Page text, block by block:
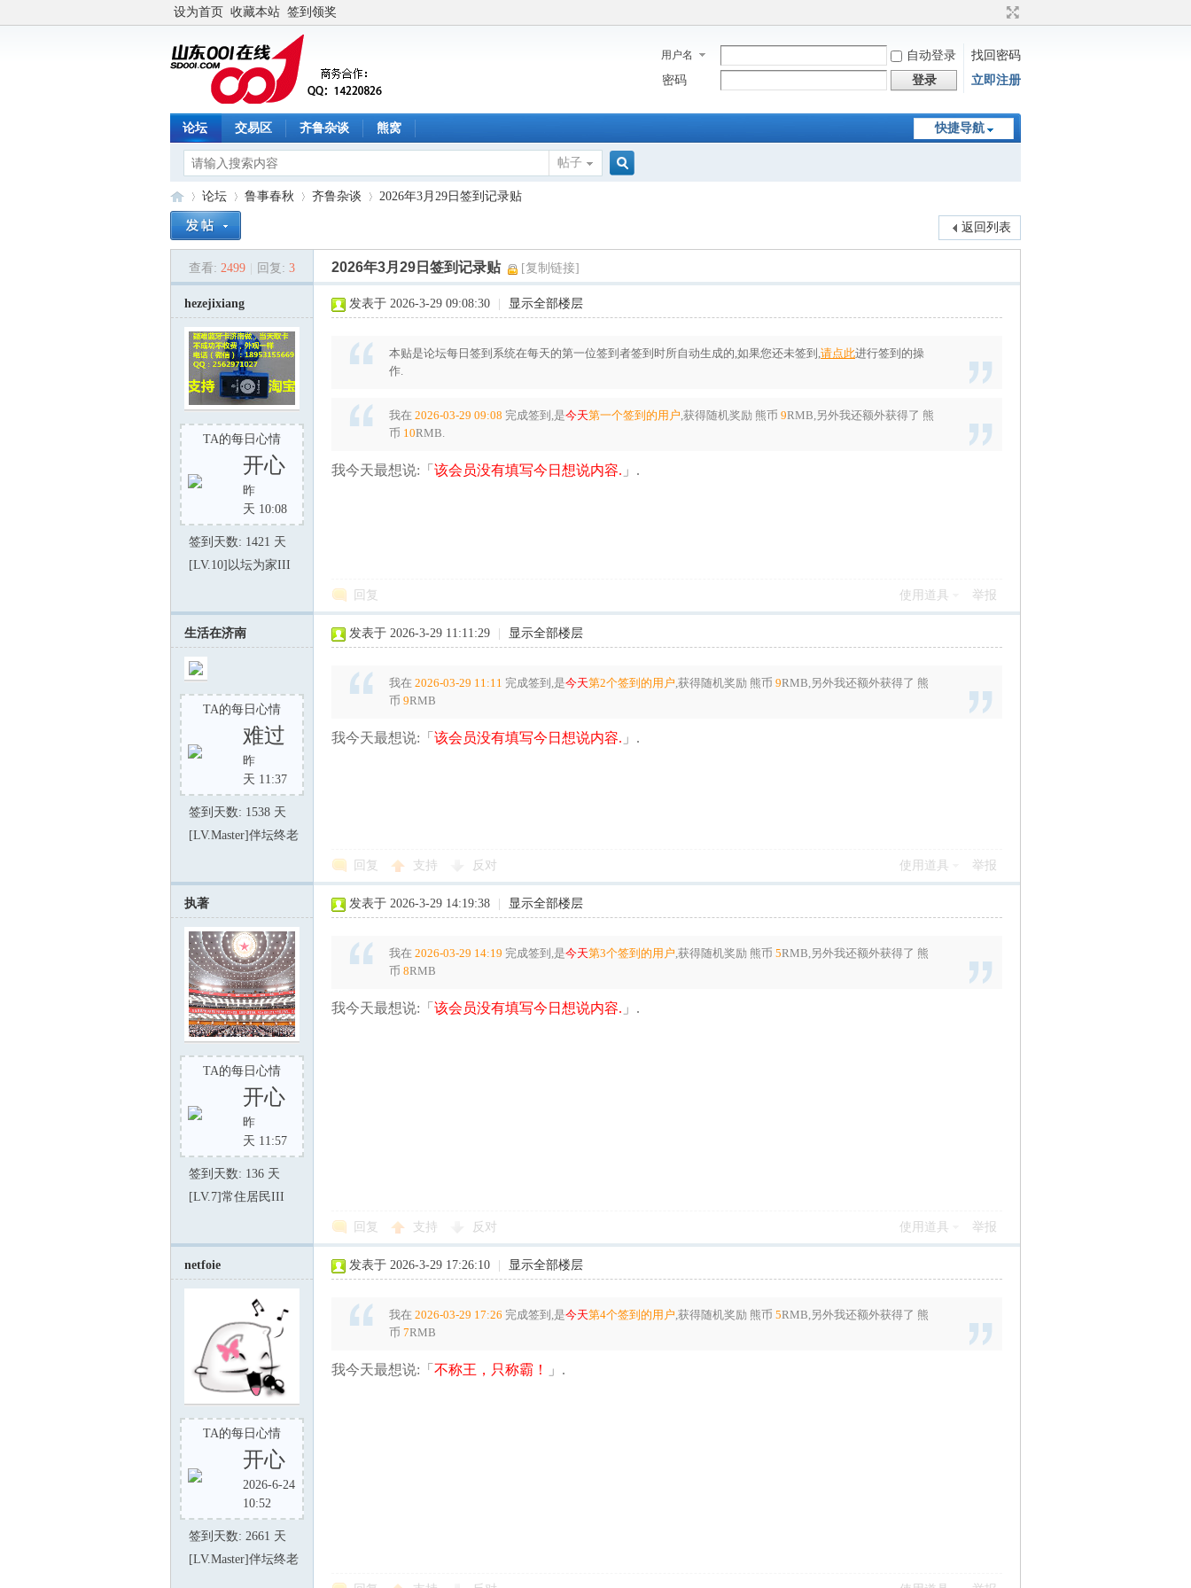
设为首页 收藏本站 签到领奖
用户名 自动登录
找回密码
密码
登录 立即注册
快捷导航
论坛 交易区 齐鲁杂谈 熊窝
帖子
东
线
»
论坛
›
鲁事春秋
›
齐鲁杂谈
›
2026年3月29日签到记录贴
返回列表
查看: 2499 回复: 3 2026年3月29日签到记录贴 [复制链接]
hezejixiang
TA的每日心情
开心
昨
天 10:08
签到天数: 1421 天
[LV.10]以坛为家III
发表于 2026-3-29 09:08:30 显示全部楼层
本贴是论坛每日签到系统在每天的第一位签到者签到时所自动生成的,如果您还未签到,请点此进行签到的操
作.
我在 2026-03-29 09:08 完成签到,是今天第一个签到的用户,获得随机奖励 熊币 9RMB,另外我还额外获得了 熊
币 10RMB.
我今天最想说:「 该会员没有填写今日想说内容. 」.
回复 使用道具 举报
生活在济南
TA的每日心情
难过
昨
天 11:37
签到天数: 1538 天
[LV.Master]伴坛终老
发表于 2026-3-29 11:11:29 显示全部楼层
我在 2026-03-29 11:11 完成签到,是今天第2个签到的用户,获得随机奖励 熊币 9RMB,另外我还额外获得了 熊
币 9RMB
我今天最想说:「 该会员没有填写今日想说内容. 」.
回复 支持 反对 使用道具 举报
执著
TA的每日心情
开心
昨
天 11:57
签到天数: 136 天
[LV.7]常住居民III
发表于 2026-3-29 14:19:38 显示全部楼层
我在 2026-03-29 14:19 完成签到,是今天第3个签到的用户,获得随机奖励 熊币 5RMB,另外我还额外获得了 熊
币 8RMB
我今天最想说:「 该会员没有填写今日想说内容. 」.
回复 支持 反对 使用道具 举报
netfoie
TA的每日心情
开心
2026-6-24
10:52
签到天数: 2661 天
[LV.Master]伴坛终老
发表于 2026-3-29 17:26:10 显示全部楼层
我在 2026-03-29 17:26 完成签到,是今天第4个签到的用户,获得随机奖励 熊币 5RMB,另外我还额外获得了 熊
币 7RMB
我今天最想说:「 不称王，只称霸！ 」.